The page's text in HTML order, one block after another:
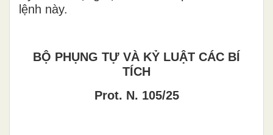
lệnh này.
BỘ PHỤNG TỰ VÀ KỶ LUẬT CÁC BÍ
TÍCH
Prot. N. 105/25